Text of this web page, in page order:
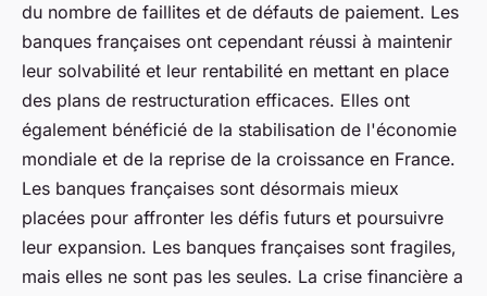
du nombre de faillites et de défauts de paiement. Les
banques françaises ont cependant réussi à maintenir
leur solvabilité et leur rentabilité en mettant en place
des plans de restructuration efficaces. Elles ont
également bénéficié de la stabilisation de l'économie
mondiale et de la reprise de la croissance en France.
Les banques françaises sont désormais mieux
placées pour affronter les défis futurs et poursuivre
leur expansion. Les banques françaises sont fragiles,
mais elles ne sont pas les seules. La crise financière a